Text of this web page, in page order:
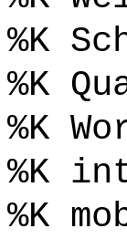
%K
%K
%K
%K
%K